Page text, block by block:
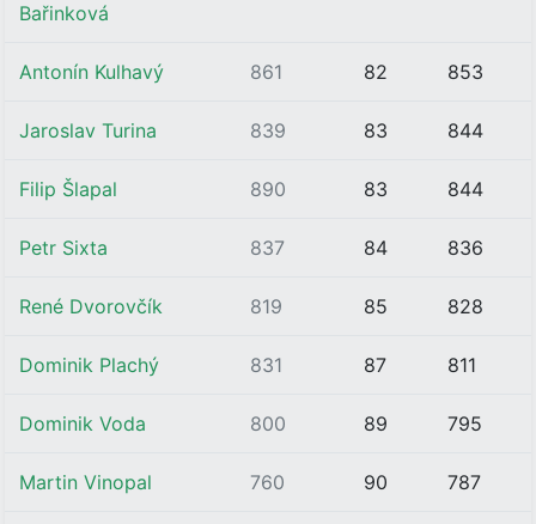
Bařinková
Antonín Kulhavý 861 82 853
Jaroslav Turina 839 83 844
Filip Šlapal 890 83 844
Petr Sixta 837 84 836
René Dvorovčík 819 85 828
Dominik Plachý 831 87 811
Dominik Voda 800 89 795
Martin Vinopal 760 90 787